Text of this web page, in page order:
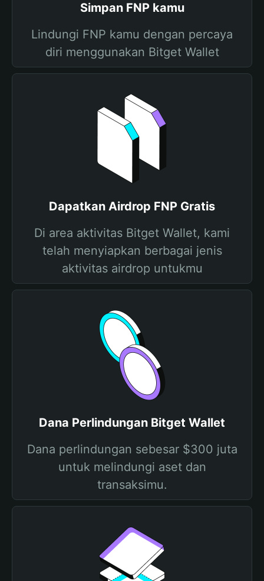
Simpan FNP kamu
Lindungi FNP kamu dengan percaya
diri menggunakan Bitget Wallet
Dapatkan Airdrop FNP Gratis
Di area aktivitas Bitget Wallet, kami
telah menyiapkan berbagai jenis
aktivitas airdrop untukmu
Dana Perlindungan Bitget Wallet
Dana perlindungan sebesar $300 juta
untuk melindungi aset dan
transaksimu.